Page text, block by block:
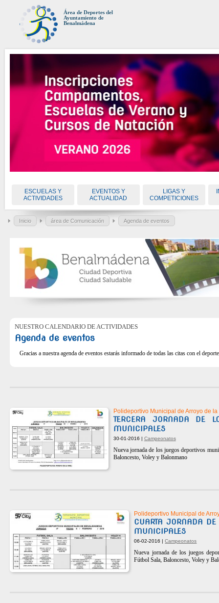
Área de Deportes del
Ayuntamiento de
Benalmádena
ESCUELAS Y
ACTIVIDADES
EVENTOS Y
ACTUALIDAD
LIGAS Y
COMPETICIONES
Inicio área de Comunicación Agenda de eventos
NUESTRO CALENDARIO DE ACTIVIDADES
Agenda de eventos
Gracias a nuestra agenda de eventos estarás informado de todas las citas con el
Polideportivo Municipal de Arroyo de la
TERCERA JORNADA DE
MUNICIPALES
30-01-2016 | Campeonatos
Nueva jornada de los juegos deportivos
Baloncesto, Voley y Balonmano
Polideportivo Municipal de
CUARTA JORNADA DE
MUNICIPALES
06-02-2016 |Campeonatos
Nueva jornada de los juegos
Fútbol Sala, Baloncesto, Voley y